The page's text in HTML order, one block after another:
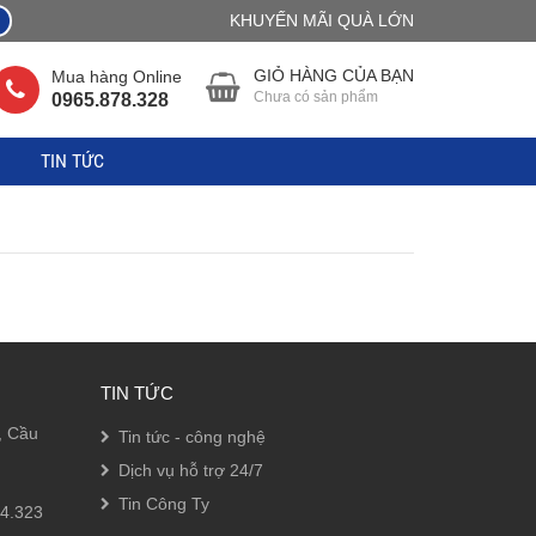
KHUYẾN MÃI QUÀ LỚN
GIỎ HÀNG CỦA BẠN
Chưa có sản phẩm
Mua hàng Online
0965.878.328
TIN TỨC
Cầu
TIN TỨC
Tin tức - công nghệ
Dịch vụ hỗ trợ 24/7
Tin Công Ty